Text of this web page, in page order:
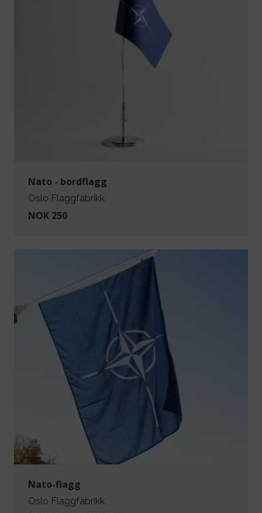
Nato - bordflagg
Oslo Flaggfabrikk
NOK 250
Nato-flagg
Oslo Flaggfabrikk